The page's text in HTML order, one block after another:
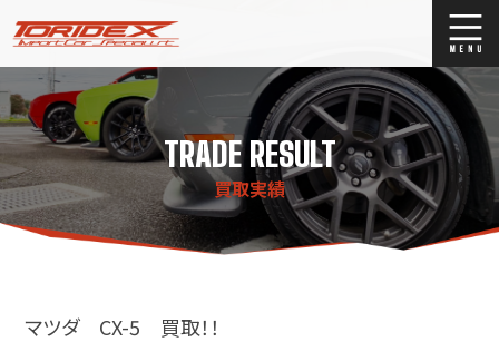
ブログ
Stock list
ストックリスト
買取
TRADE RESULT
買取実績
マツダ CX-5 買取！！